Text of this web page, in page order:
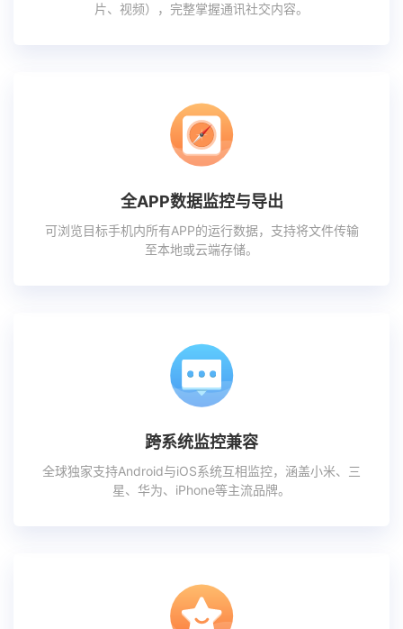
片、视频），完整掌握通讯社交内容。
全APP数据监控与导出
可浏览目标手机内所有APP的运行数据，支持将文件传输
至本地或云端存储。
跨系统监控兼容
全球独家支持Android与iOS系统互相监控，涵盖小米、三
星、华为、iPhone等主流品牌。